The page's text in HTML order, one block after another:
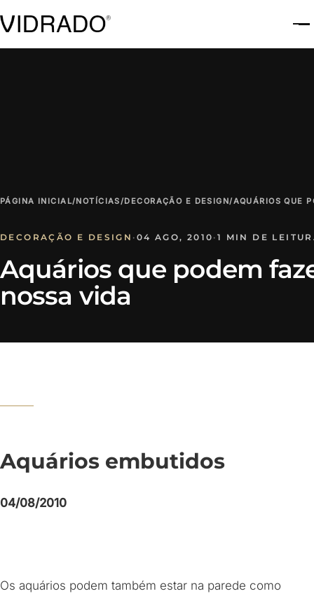
PÁGINA INICIAL/NOTÍCIAS/DECORAÇÃO E DESIGN/AQUÁRIOS QUE
DECORAÇÃO E DESIGN · 04 AGO, 2010 · 1 MIN DE
Aquários que podem
nossa vida
Aquários embutidos
04/08/2010
Os aquários podem também estar na parede como